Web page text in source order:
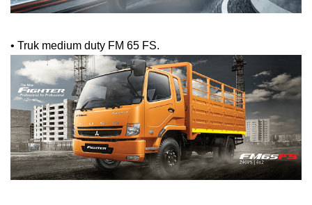
• Truk medium duty FM 65 FS.